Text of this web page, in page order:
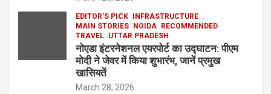
EDITOR'S PICK
INFRASTRUCTURE
MAIN STORIES
NOIDA
RECOMMENDED
TRAVEL UTTAR PRADESH
नोएडा इंटरनेशनल एयरपोर्ट का उद्घाटन: पीएम
मोदी ने जेवर में किया शुभारंभ, जानें प्रमुख
खासियतें
March 28, 2026